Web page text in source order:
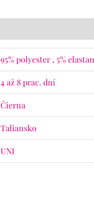
95% polyester , 5% elastan
4 až 8 prac. dní
Čierna
Taliansko
UNI